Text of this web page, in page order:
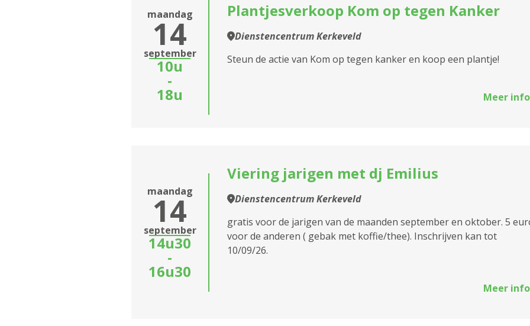
Markt
Optreden
Spel
Sluiten
2030 Antwerpen
2040 Berendrecht
2050 Antwerpen-
2170 Merksem
2180 Ekeren
2600 Berchem
maandag
14
september
10u
-
18u
Plantjesverkoop Kom op tegen Kanker
Dienstencentrum Kerkeveld
Steun de actie van Kom op tegen kanker en koop een plantje!
Meer info
maandag
14
september
14u30
-
16u30
Viering jarigen met dj Emilius
Dienstencentrum Kerkeveld
gratis voor de jarigen van de maanden september en oktober. 5
voor de anderen ( gebak met koffie/thee). Inschrijven kan tot
10/09/26.
Meer info